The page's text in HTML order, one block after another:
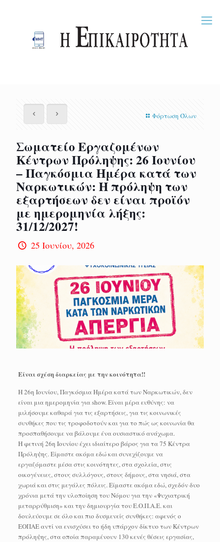
Φόρτωση Όλων
Σωματείο Εργαζομένων
Κέντρων Πρόληψης: 26 Ιουνίου
– Παγκόσμια Ημέρα κατά των
Ναρκωτικών: Η πρόληψη των
εξαρτήσεων δεν είναι προϊόν
με ημερομηνία λήξης:
31/12/2027!
25 Ιουνίου, 2026
Είναι σχέση διαρκείας με την κοινότητα!!
Η 26η Ιουνίου, Παγκόσμια Ημέρα κατά των Ναρκωτικών, δεν
είναι μια ημερομηνία για show. Είναι μέρα ευθύνης: να
μιλήσουμε καθαρά για τις εξαρτήσεις, για τις κοινωνικές
συνθήκες που τις τροφοδοτούν και για το πώς ως κοινωνία θα
προσπαθήσουμε να βάλουμε ένα ουσιαστικό ανάχωμα.
Η φετινή 26η Ιουνίου έχει ιδιαίτερο βάρος για τα 75 Κέντρα
Πρόληψης. Είμαστε ακόμα εδώ και συνεχίζουμε να
εργαζόμαστε μέσα στις κοινότητες, στα σχολεία, στις
οικογένειες, στους συλλόγους, στους δήμους, στα νησιά, στα
χωριά και στις μεγάλες πόλεις. Είμαστε ακόμα εδώ, σχεδόν δυο
χρόνια μετά την υλοποίηση του Νόμου για την «Ψυχιατρική
μεταρρύθμιση» και την δημιουργία του Ε.Ο.Π.Α.Ε. και
δουλεύουμε σε όλο και πιο δυσμενείς συνθήκες: αφενός ο
ΕΟΠΑΕ αντί να ενισχύσει το ήδη υπάρχον δίκτυο των Κέντρων
πρόληψης, στα οποία παραμένουν 130 κενές θέσεις εργασίας,